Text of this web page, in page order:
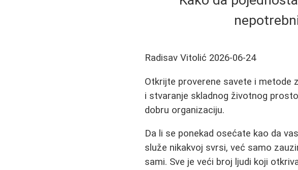
Radisav Vitolić 2026-06-24
Otkrijte proverene savete i metode
i stvaranje skladnog životnog
dobru organizaciju.
Da li se ponekad osećate kao da
služe nikakvoj svrsi, već samo
sami. Sve je veći broj ljudi koji